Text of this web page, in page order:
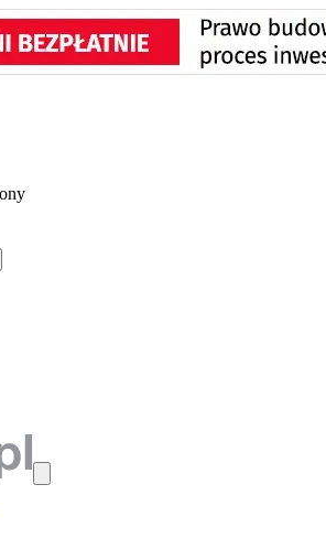
w nowej karcie